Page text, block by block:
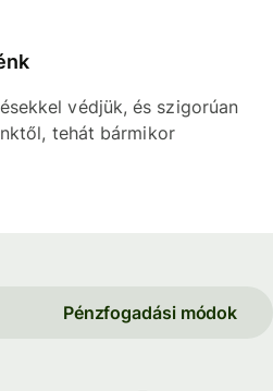
védjük, és szigorúan
tehát bármikor
Pénzfogadási módok